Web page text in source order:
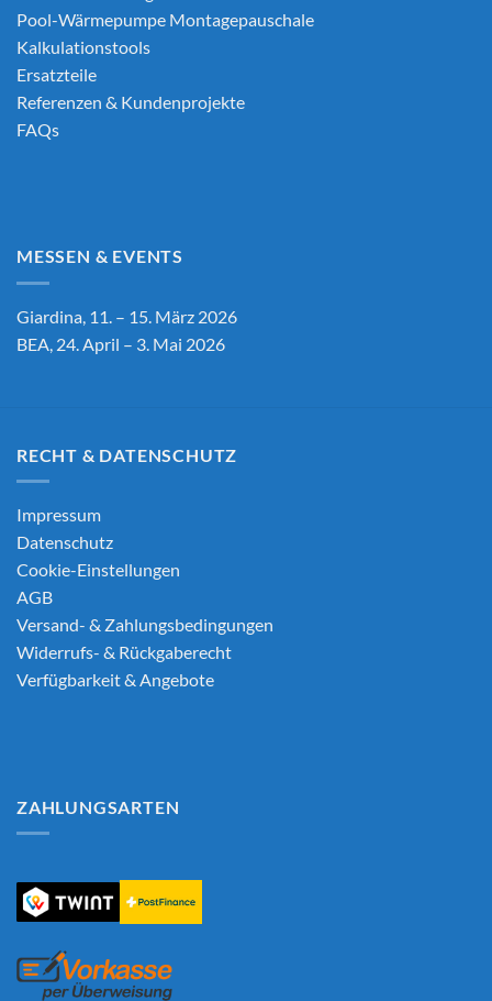
Pool-Wärmepumpe Montagepauschale
Kalkulationstools
Ersatzteile
Referenzen & Kundenprojekte
FAQs
MESSEN & EVENTS
Giardina, 11. – 15. März 2026
BEA, 24. April – 3. Mai 2026
RECHT & DATENSCHUTZ
Impressum
Datenschutz
Cookie-Einstellungen
AGB
Versand- & Zahlungsbedingungen
Widerrufs- & Rückgaberecht
Verfügbarkeit & Angebote
ZAHLUNGSARTEN